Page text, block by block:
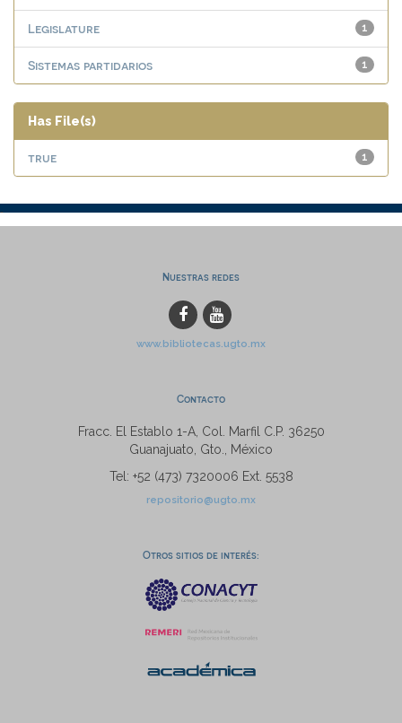
1
Legislature
1
Sistemas partidarios
Has File(s)
1
true
Nuestras redes
www.bibliotecas.ugto.mx
Contacto
Fracc. El Establo 1-A, Col. Marfil C.P. 36250
Guanajuato, Gto., México
Tel: +52 (473) 7320006 Ext. 5538
repositorio@ugto.mx
Otros sitios de interés: